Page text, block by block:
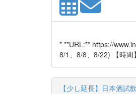
* **URL:** https://
8/1、8/8、8/22) 【時
【少し延長】日本酒試